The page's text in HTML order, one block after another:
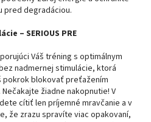
pred degradáciou.
– SERIOUS PRE
Váš tréning s optimálnym
nadmernej stimulácie, ktorá
pokrok blokovať preťažením
žiadne nakopnutie! V
cítiť len príjemné mravčanie a v
že zrazu spravíte viac opakovaní,